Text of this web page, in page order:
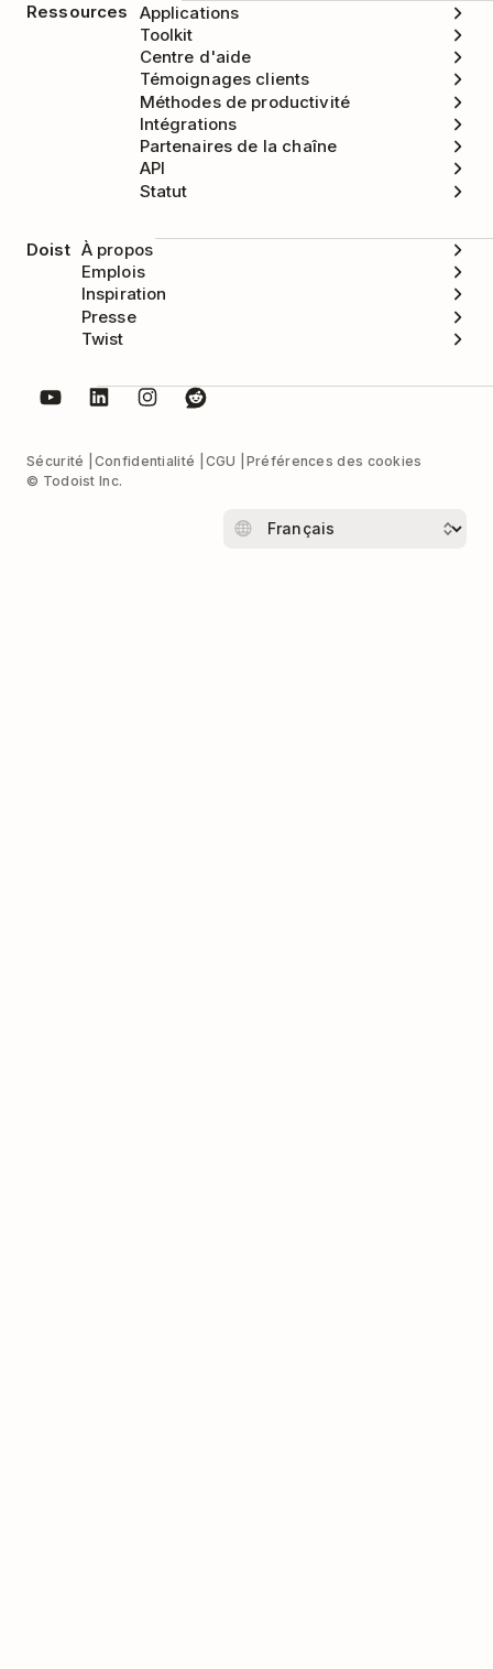
Ressources
Applications
Toolkit
Centre d'aide
Témoignages clients
Méthodes de productivité
Intégrations
Partenaires de la chaîne
API
Statut
Doist À propos
Emplois
Inspiration
Presse
Twist
Sécurité Confidentialité CGU
Préférences des cookies
© Todoist Inc.